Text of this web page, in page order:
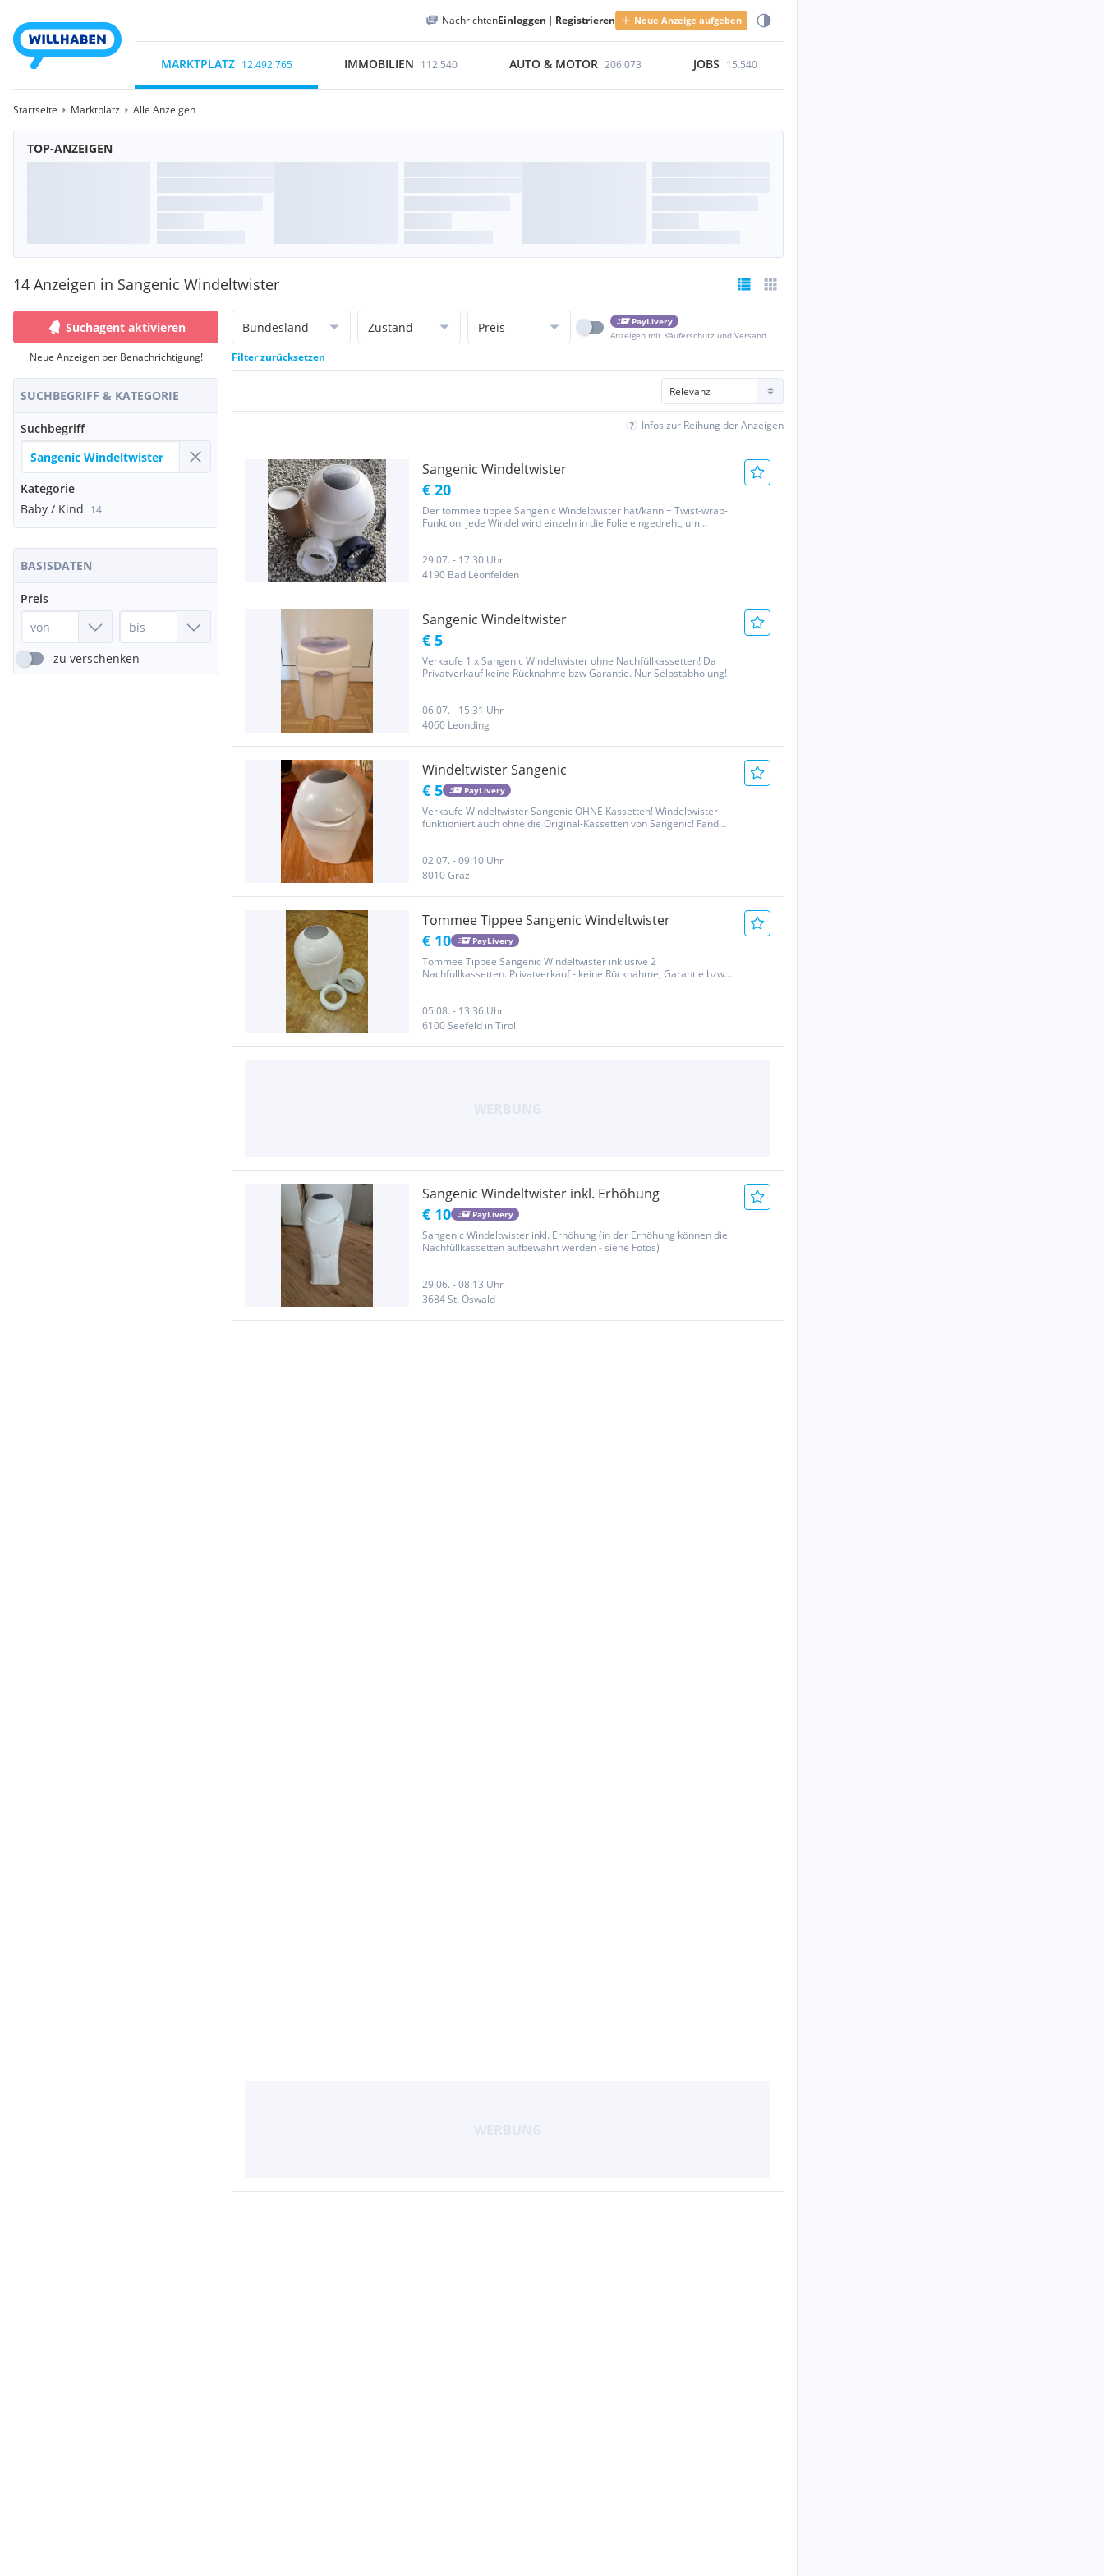
NachrichtenEinloggen | Registrieren Neue Anzeige aufgeben
MARKTPLATZ 12.492.765 IMMOBILIEN 112.540 AUTO & MOTOR 206.073 JOBS 15.540
Startseite Marktplatz Alle Anzeigen
TOP-ANZEIGEN
14 Anzeigen in Sangenic Windeltwister
Suchagent aktivieren
Neue Anzeigen per Benachrichtigung!
SUCHBEGRIFF & KATEGORIE
Suchbegriff
Kategorie
Baby / Kind 14
BASISDATEN
Preis
zu verschenken
Bundesland Zustand Preis
PayLivery
Anzeigen mit Käuferschutz und Versand
Filter zurücksetzen
Infos zur Reihung der Anzeigen
Sangenic Windeltwister
€ 20
Der tommee tippee Sangenic Windeltwister hat/kann + Twist-wrap-
Funktion: jede Windel wird einzeln in die Folie eingedreht, um
29.07. - 17:30 Uhr
4190 Bad Leonfelden
Sangenic Windeltwister
€ 5
Verkaufe 1 x Sangenic Windeltwister ohne Nachfüllkassetten! Da
Privatverkauf keine Rücknahme bzw Garantie. Nur Selbstabholung!
06.07. - 15:31 Uhr
4060 Leonding
Windeltwister Sangenic
€ 5 PayLivery
Verkaufe Windeltwister Sangenic OHNE Kassetten! Windeltwister
funktioniert auch ohne die Original-Kassetten von Sangenic! Fand
02.07. - 09:10 Uhr
8010 Graz
Tommee Tippee Sangenic Windeltwister
€ 10 PayLivery
Tommee Tippee Sangenic Windeltwister inklusive 2
Nachfullkassetten. Privatverkauf - keine Rücknahme, Garantie bzw.
05.08. - 13:36 Uhr
6100 Seefeld in Tirol
Sangenic Windeltwister inkl. Erhöhung
€ 10 PayLivery
Sangenic Windeltwister inkl. Erhöhung (in der Erhöhung können die
Nachfüllkassetten aufbewahrt werden - siehe Fotos)
29.06. - 08:13 Uhr
3684 St. Oswald